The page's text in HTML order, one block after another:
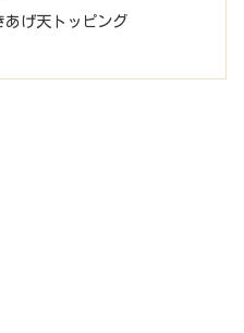
げ天トッピング